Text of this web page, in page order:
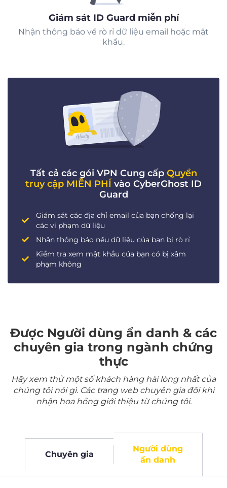
Giám sát ID Guard miễn phí
Nhận thông báo về rò rỉ dữ liệu email hoặc mật
khẩu.
Tất cả các gói VPN Cung cấp Quyền
truy cập MIỄN PHÍ vào CyberGhost ID
Guard
Giám sát các địa chỉ email của bạn chống lại
các vi phạm dữ liệu
Nhận thông báo nếu dữ liệu của bạn bị rò rỉ
Kiểm tra xem mật khẩu của bạn có bị xâm
phạm không
Được Người dùng ẩn danh & các
chuyên gia trong ngành chứng
thực
Hãy xem thử một số khách hàng hài lòng nhất của
chúng tôi nói gì. Các trang web chuyên gia đôi khi
nhận hoa hồng giới thiệu từ chúng tôi.
Chuyên gia
Người dùng
ẩn danh